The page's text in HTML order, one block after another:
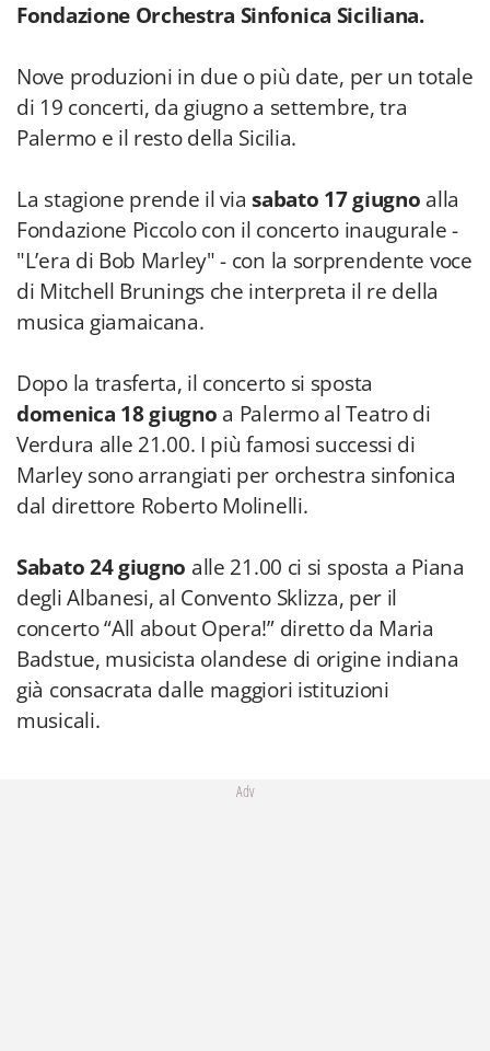
Fondazione Orchestra Sinfonica Siciliana.
Nove produzioni in due o più date, per un totale
di 19 concerti, da giugno a settembre, tra
Palermo e il resto della Sicilia.
La stagione prende il viasabato 17 giugno alla
Fondazione Piccolo con il concerto inaugurale -
"L’era di Bob Marley" - con la sorprendente voce
di Mitchell Brunings che interpreta il re della
musica giamaicana.
Dopo la trasferta, il concerto si sposta
domenica 18 giugno a Palermo al Teatro di
Verdura alle 21.00. I più famosi successi di
Marley sono arrangiati per orchestra sinfonica
dal direttore Roberto Molinelli.
Sabato 24 giugno alle 21.00 ci si sposta a Piana
degli Albanesi, al Convento Sklizza, per il
concerto “All about Opera!” diretto da Maria
Badstue, musicista olandese di origine indiana
già consacrata dalle maggiori istituzioni
musicali.
Adv